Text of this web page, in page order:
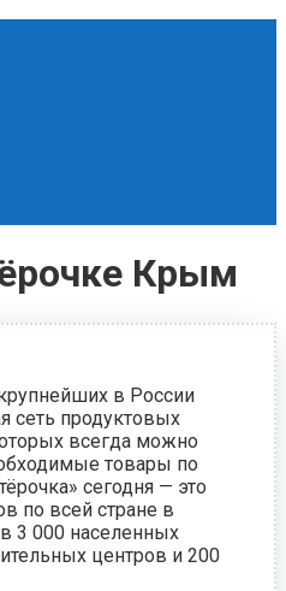
Крым
в России
сеть продуктовых
всегда можно
товары по
сегодня — это
по всей стране в
3 000 населенных
центров и 200